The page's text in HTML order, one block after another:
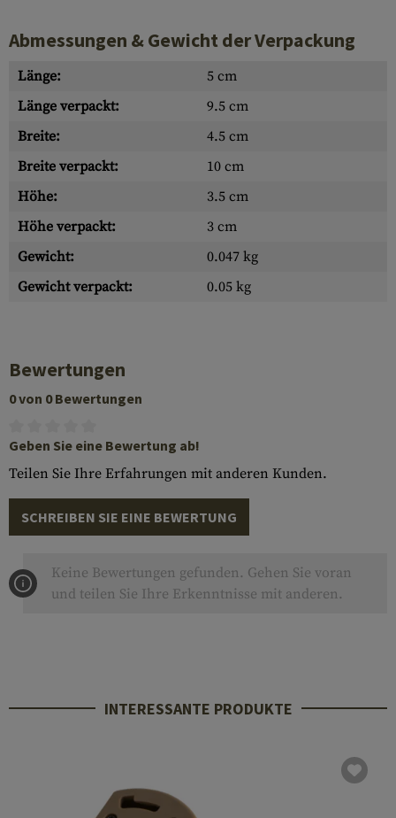
Abmessungen & Gewicht der Verpackung
Länge:
5 cm
Länge verpackt:
9.5 cm
Breite:
4.5 cm
Breite verpackt:
10 cm
Höhe:
3.5 cm
Höhe verpackt:
3 cm
Gewicht:
0.047 kg
Gewicht verpackt:
0.05 kg
Bewertungen
0 von 0 Bewertungen
Geben Sie eine Bewertung ab!
Teilen Sie Ihre Erfahrungen mit anderen Kunden.
SCHREIBEN SIE EINE BEWERTUNG
Keine Bewertungen gefunden. Gehen Sie voran
und teilen Sie Ihre Erkenntnisse mit anderen.
INTERESSANTE PRODUKTE